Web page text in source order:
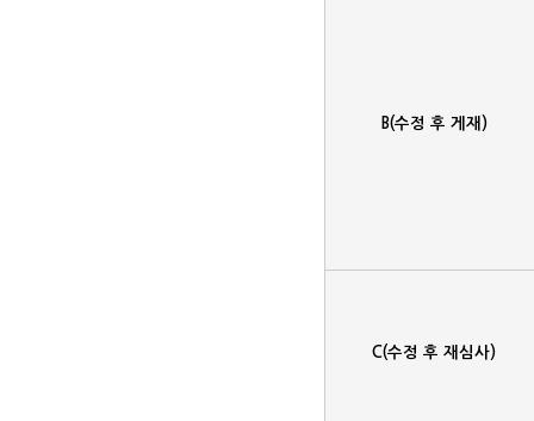
B(수정 후 게재)
C(수정 후 재심사)